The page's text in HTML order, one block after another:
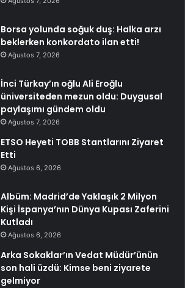
Borsa yolunda soğuk duş: Halka arzı
beklerken konkordato ilan etti!
Ağustos 7, 2026
İnci Türkay’ın oğlu Ali Eroğlu
üniversiteden mezun oldu: Duygusal
paylaşımı gündem oldu
Ağustos 7, 2026
ETSO Heyeti TOBB Stantlarını Ziyaret
Etti
Ağustos 6, 2026
Albüm: Madrid’de Yaklaşık 2 Milyon
Kişi İspanya’nın Dünya Kupası Zaferini
Kutladı
Ağustos 6, 2026
Arka Sokaklar’ın Vedat Müdür’ünün
son hali üzdü: Kimse beni ziyarete
gelmiyor